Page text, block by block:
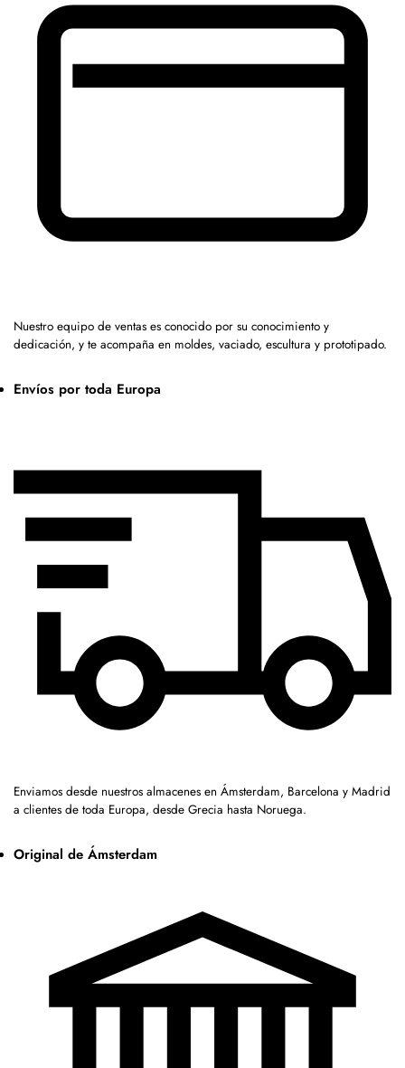
Nuestro equipo de ventas es conocido por su conocimiento y
dedicación, y te acompaña en moldes, vaciado, escultura y prototipado.
Envíos por toda Europa
Enviamos desde nuestros almacenes en Ámsterdam, Barcelona y Madrid
a clientes de toda Europa, desde Grecia hasta Noruega.
Original de Ámsterdam